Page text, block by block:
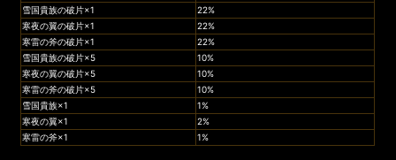
雪国貴族の破片×1
22%
寒夜の翼の破片×1
22%
寒雷の斧の破片×1
22%
雪国貴族の破片×5
10%
寒夜の翼の破片×5
10%
寒雷の斧の破片×5
10%
雪国貴族×1
1%
寒夜の翼×1
2%
寒雷の斧×1
1%